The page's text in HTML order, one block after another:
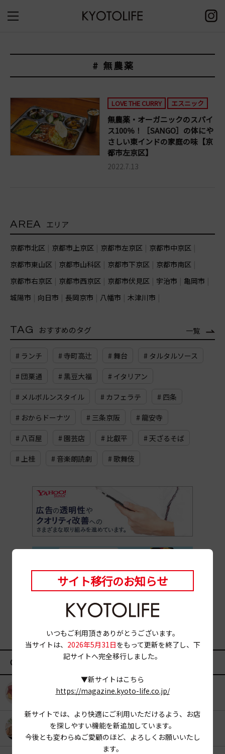
# 無農薬
LOVE THE CURRY エスニック
無農薬・オーガニックのスパイ
ス100％！［SANGO］の体にや
さしい東インドの家庭の味【京
都市左京区】
2022.7.13
AREA エリア
京都市北区 京都市上京区 京都市左京区
京都市中京区
京都市東山区
京都市山科区 京都市下京区
京都市南区
京都市右京区
京都市西京区 京都市伏見区 宇治市
亀岡市
城陽市
向日市 長岡京市 八幡市 木津川市
TAG おすすめのタグ 一覧
# ランチ # 寺町高辻 # 舞台 # タルタルソース
# 団栗通 # 黒豆大福 # イタリアン
# メルボルンスタイル # カフェラテ # 四条
# おからドーナツ # 三条京阪 # 龍安寺
# 八百屋 # 園芸店 # 比叡平 # 天ざるそば
# 上桂 # 音楽朗読劇 # 歌舞伎
サイト移行のお知らせ
いつもご利用頂きありがとうございます。
当サイトは、 2026年5月31日をもって更新を終了し、下
記サイトへ完全移行しました。
▼新サイトはこちら
https://magazine.kyoto-life.co.jp/
新サイトでは、より快適にご利用いただけるよう、お店
を探しやすい機能を新追加しています。
今後とも変わらぬご愛顧のほど、よろしくお願いいたし
ます。
CATEGORY
KYOTO OYATSU CLUB スナックフード
カフェ 京みやげ